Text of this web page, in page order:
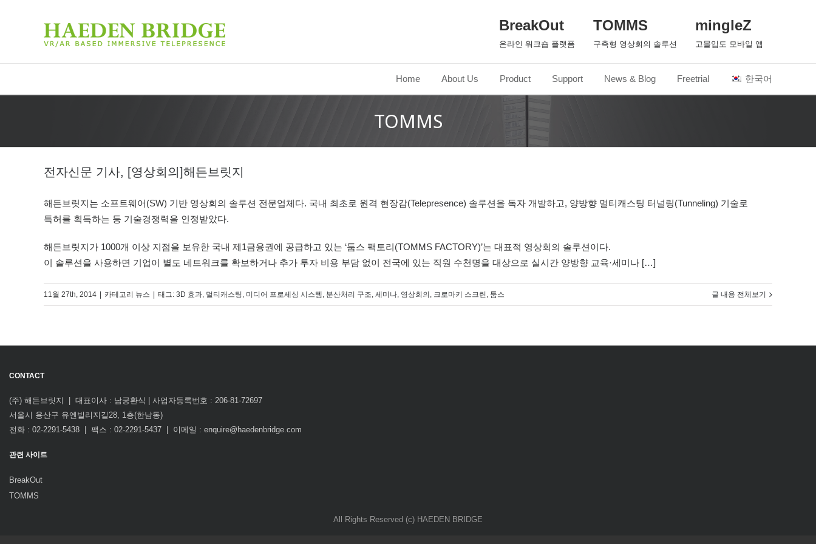
BreakOut
온라인 워크숍 플랫폼
TOMMS
구축형 영상회의 솔루션
mingleZ
고몰입도 모바일 앱
Home About Us Product Support News & Blog Freetrial 한국어
TOMMS
전자신문 기사, [영상회의]해든브릿지
해든브릿지는 소프트웨어(SW) 기반 영상회의 솔루션 전문업체다. 국내 최초로 원격 현장감(Telepresence) 솔루션을 독자 개발하고, 양방향 멀티캐스팅 터널링(Tunneling) 기술로
특허를 획득하는 등 기술경쟁력을 인정받았다.
해든브릿지가 1000개 이상 지점을 보유한 국내 제1금융권에 공급하고 있는 ‘툼스 팩토리(TOMMS FACTORY)’는 대표적 영상회의 솔루션이다.
이 솔루션을 사용하면 기업이 별도 네트워크를 확보하거나 추가 투자 비용 부담 없이 전국에 있는 직원 수천명을 대상으로 실시간 양방향 교육·세미나 […]
11월 27th, 2014 카테고리 뉴스 태그: 3D 효과, 멀티캐스팅, 미디어 프로세싱 시스템 , 분산처리 구조, 세미나, 영상회의 , 크로마키 스크린 , 툼스 글 내용 전체보기
CONTACT
(주) 해든브릿지 | 대표이사 : 남궁환식 | 사업자등록번호 : 206-81-72697
서울시 용산구 유엔빌리지길28, 1층(한남동)
전화 : 02-2291-5438 | 팩스 : 02-2291-5437 | 이메일 : enquire@haedenbridge.com
관련 사이트
BreakOut
TOMMS
All Rights Reserved (c) HAEDEN BRIDGE